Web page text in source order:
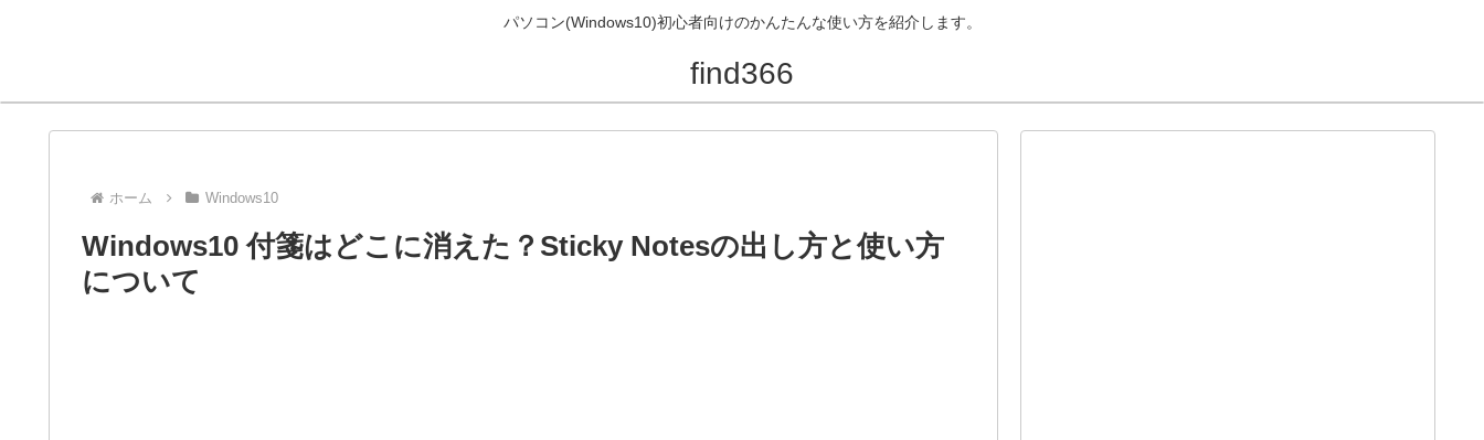
パソコン(Windows10)初心者向けのかんたんな使い方を紹介します。
find366
ホーム Windows10
Windows10 付箋はどこに消えた？Sticky Notesの出し方と使い方
について